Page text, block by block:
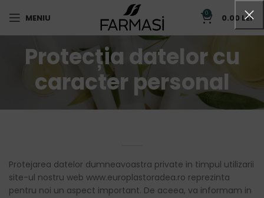
MENIU 0 0.00 LEI
Protecția datelor cu
caracter personal
Protejarea datelor dumneavoastra private in timpul utilizarii
site-ul nostru web www.europlastoradea.ro reprezinta
pentru noi un aspect important. De aceea, va informam in